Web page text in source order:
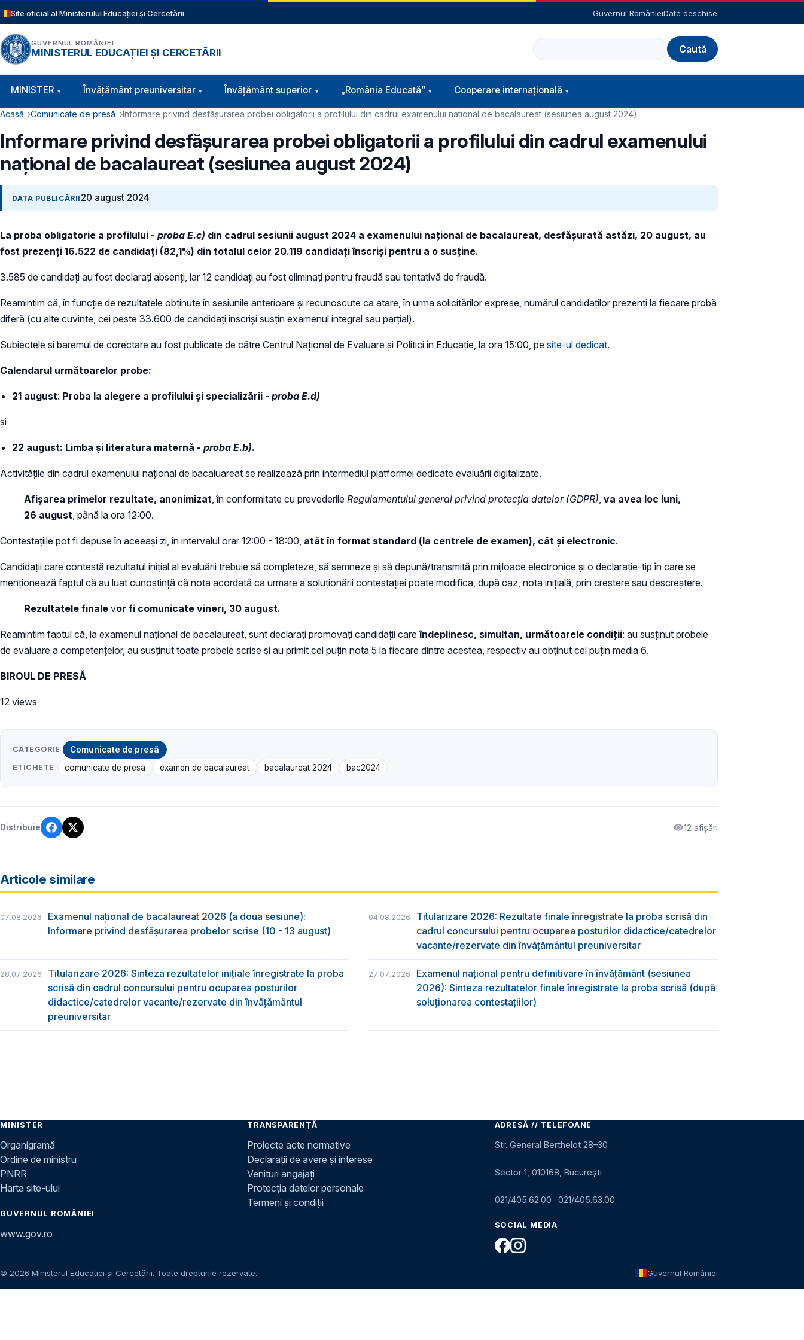
Sari la conținutul principal
Site oficial al Ministerului Educației și Cercetării Guvernul RomânieiDate deschise
GUVERNUL ROMÂNIEI
MINISTERUL EDUCAȚIEI ȘI CERCETĂRII
Caută
Navigație principală
MINISTER Învăţământ preuniversitar Învățământ superior „România Educată” Cooperare internațională
Cale de navigare
Acasă Comunicate de presă Informare privind desfășurarea probei obligatorii a profilului din cadrul examenului național de bacalaureat (sesiunea august 2024)
Informare privind desfășurarea probei obligatorii a profilului din cadrul examenului
național de bacalaureat (sesiunea august 2024)
DATA PUBLICĂRII 20 august 2024
La proba obligatorie a profilului - proba E.c) din cadrul sesiunii august 2024 a examenului național de bacalaureat, desfășurată astăzi, 20 august, au
fost prezenți 16.522 de candidați (82,1%) din totalul celor 20.119 candidați înscriși pentru a o susține.
3.585 de candidați au fost declarați absenți, iar 12 candidați au fost eliminați pentru fraudă sau tentativă de fraudă.
Reamintim că, în funcție de rezultatele obținute în sesiunile anterioare și recunoscute ca atare, în urma solicitărilor exprese, numărul candidaților prezenți la fiecare probă
diferă (cu alte cuvinte, cei peste 33.600 de candidați înscriși susțin examenul integral sau parțial).
Subiectele și baremul de corectare au fost publicate de către Centrul Național de Evaluare și Politici în Educație, la ora 15:00, pe site-ul dedicat.
Calendarul următoarelor probe:
21 august: Proba la alegere a profilului și specializării - proba E.d)
și
22 august: Limba și literatura maternă - proba E.b).
Activitățile din cadrul examenului național de bacaluareat se realizează prin intermediul platformei dedicate evaluării digitalizate.
Afișarea primelor rezultate, anonimizat, în conformitate cu prevederile Regulamentului general privind protecția datelor (GDPR), va avea loc luni,
26 august, până la ora 12:00.
Contestațiile pot fi depuse în aceeași zi, în intervalul orar 12:00 - 18:00, atât în format standard (la centrele de examen), cât și electronic.
Candidații care contestă rezultatul inițial al evaluării trebuie să completeze, să semneze și să depună/transmită prin mijloace electronice și o declarație-tip în care se
menționează faptul că au luat cunoștință că nota acordată ca urmare a soluționării contestației poate modifica, după caz, nota inițială, prin creștere sau descreștere.
Rezultatele finale vor fi comunicate vineri, 30 august.
Reamintim faptul că, la examenul național de bacalaureat, sunt declarați promovați candidații careîndeplinesc, simultan, următoarele condiţii: au susţinut probele
de evaluare a competenţelor, au susţinut toate probele scrise și au primit cel puțin nota 5 la fiecare dintre acestea, respectiv au obținut cel puţin media 6.
BIROUL DE PRESĂ
12 views
CATEGORIE Comunicate de presă
ETICHETE comunicate de presă examen de bacalaureat bacalaureat 2024 bac2024
Distribuie 12 afișări
Articole similare
07.08.2026
Examenul național de bacalaureat 2026 (a doua sesiune):
Informare privind desfășurarea probelor scrise (10 - 13 august)
04.08.2026
Titularizare 2026: Rezultate finale înregistrate la proba scrisă din
cadrul concursului pentru ocuparea posturilor didactice/catedrelor
vacante/rezervate din învăţământul preuniversitar
28.07.2026
Titularizare 2026: Sinteza rezultatelor inițiale înregistrate la proba
scrisă din cadrul concursului pentru ocuparea posturilor
didactice/catedrelor vacante/rezervate din învăţământul
preuniversitar
27.07.2026
Examenul național pentru definitivare în învățământ (sesiunea
2026): Sinteza rezultatelor finale înregistrate la proba scrisă (după
soluționarea contestațiilor)
MINISTER
Organigramă
Ordine de ministru
PNRR
Harta site-ului
GUVERNUL ROMÂNIEI
www.gov.ro
TRANSPARENȚĂ
Proiecte acte normative
Declarații de avere și interese
Venituri angajați
Protecția datelor personale
Termeni și condiții
ADRESĂ // TELEFOANE
Str. General Berthelot 28–30
Sector 1, 010168, București
021/405.62.00 · 021/405.63.00
SOCIAL MEDIA
© 2026 Ministerul Educației și Cercetării. Toate drepturile rezervate. Guvernul României